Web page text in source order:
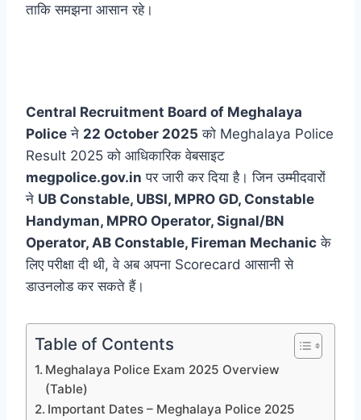
ताकि समझना आसान रहे।
Central Recruitment Board of Meghalaya
Police ने 22 October 2025 को Meghalaya Police
Result 2025 को आधिकारिक वेबसाइट
megpolice.gov.in पर जारी कर दिया है। जिन उम्मीदवारों
ने UB Constable, UBSI, MPRO GD, Constable
Handyman, MPRO Operator, Signal/BN
Operator, AB Constable, Fireman Mechanic के
लिए परीक्षा दी थी, वे अब अपना Scorecard आसानी से
डाउनलोड कर सकते हैं।
Table of Contents
Meghalaya Police Exam 2025 Overview
(Table)
Important Dates – Meghalaya Police 2025